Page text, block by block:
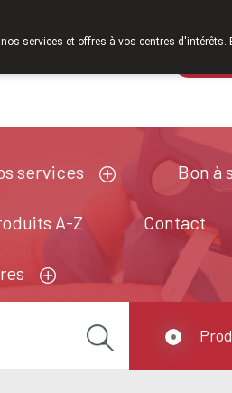
services Bon à
A-Z Contact
services et offres à vos centres